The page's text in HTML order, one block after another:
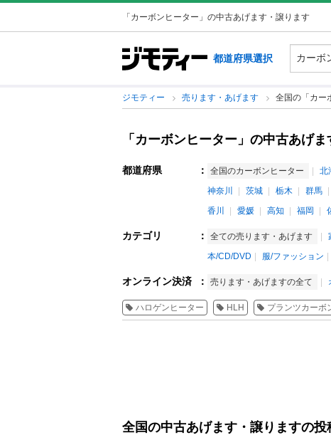
「カーボンヒーター」の中古あげます・譲ります
都道府県選択
ジモティー 売ります・あげます 全国の「カー
「カーボンヒーター」の中古あげ
都道府県 ： 全国のカーボンヒーター 北
神奈川
茨城 栃木 群馬
香川
愛媛 高知 福岡
カテゴリ ： 全ての売ります・あげます
本/CD/DVD
服/ファッション
オンライン決済 ： 売ります・あげますの全て
ハロゲンヒーター HLH プランツカーボ
全国の中古あげます・譲りますの投